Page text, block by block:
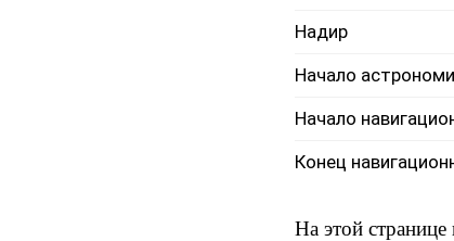
Надир
Начало
Начало
Конец
На этой